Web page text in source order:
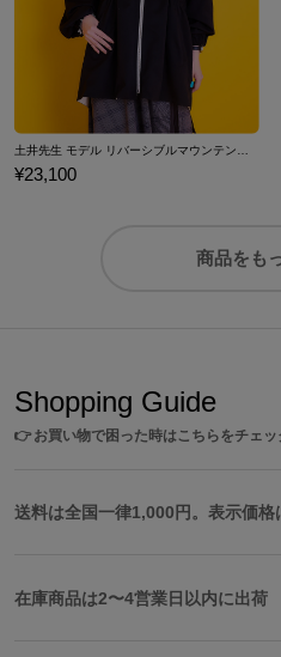
¥23,100
商品をも
Shopping Guide
👉お買い物で困った時はこちらをチェッ
送料は全国一律1,000円。表示価格
在庫商品は2〜4営業日以内に出荷